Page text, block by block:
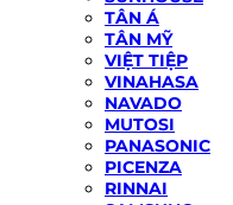
TÂN Á
TÂN MỸ
VIỆT TIỆP
VINAHASA
NAVADO
MUTOSI
PANASONIC
PICENZA
RINNAI